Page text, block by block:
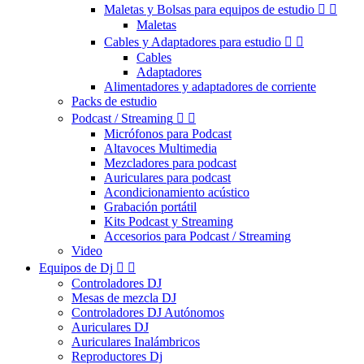
Maletas y Bolsas para equipos de estudio  
Maletas
Cables y Adaptadores para estudio  
Cables
Adaptadores
Alimentadores y adaptadores de corriente
Packs de estudio
Podcast / Streaming  
Micrófonos para Podcast
Altavoces Multimedia
Mezcladores para podcast
Auriculares para podcast
Acondicionamiento acústico
Grabación portátil
Kits Podcast y Streaming
Accesorios para Podcast / Streaming
Video
Equipos de Dj  
Controladores DJ
Mesas de mezcla DJ
Controladores DJ Autónomos
Auriculares DJ
Auriculares Inalámbricos
Reproductores Dj